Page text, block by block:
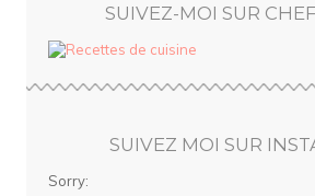
SUIVEZ-MOI SUR
SUIVEZ MOI SUR
Sorry: